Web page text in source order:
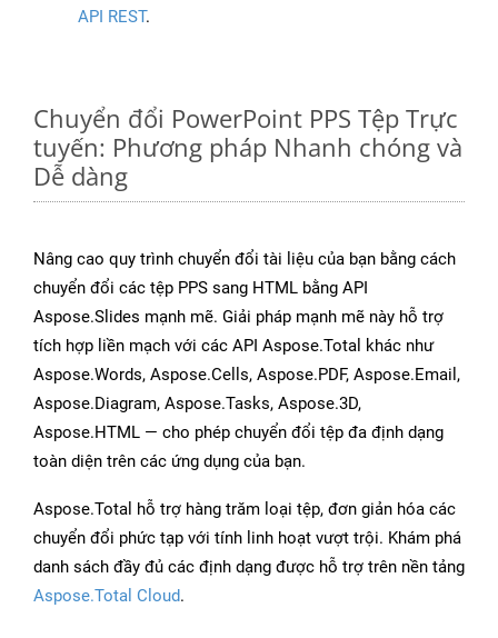
API REST.
Chuyển đổi PowerPoint PPS Tệp Trực
tuyến: Phương pháp Nhanh chóng và
Dễ dàng
Nâng cao quy trình chuyển đổi tài liệu của bạn bằng cách
chuyển đổi các tệp PPS sang HTML bằng API
Aspose.Slides mạnh mẽ. Giải pháp mạnh mẽ này hỗ trợ
tích hợp liền mạch với các API Aspose.Total khác như
Aspose.Words, Aspose.Cells, Aspose.PDF, Aspose.Email,
Aspose.Diagram, Aspose.Tasks, Aspose.3D,
Aspose.HTML — cho phép chuyển đổi tệp đa định dạng
toàn diện trên các ứng dụng của bạn.
Aspose.Total hỗ trợ hàng trăm loại tệp, đơn giản hóa các
chuyển đổi phức tạp với tính linh hoạt vượt trội. Khám phá
danh sách đầy đủ các định dạng được hỗ trợ trên nền tảng
Aspose.Total Cloud.